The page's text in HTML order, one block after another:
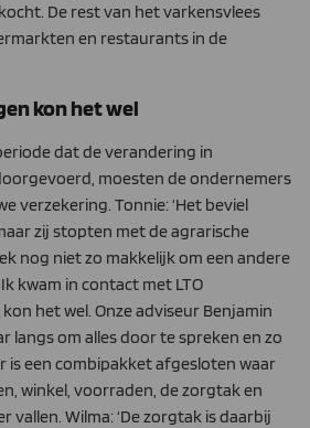
De rest van het varkensvlees
en restaurants in de
kon het wel
dat de verandering in
moesten de ondernemers
verzekering. Tonnie: ‘Het beviel
zij stopten met de agrarische
nog niet zo makkelijk om een andere
kwam in contact met LTO
het wel. Onze ad­viseur Benjamin
langs om alles door te spreken en zo
is een combipakket af­gesloten waar
winkel, voorraden, de zorgtak en
vallen. Wilma: ‘De zorgtak is daarbij